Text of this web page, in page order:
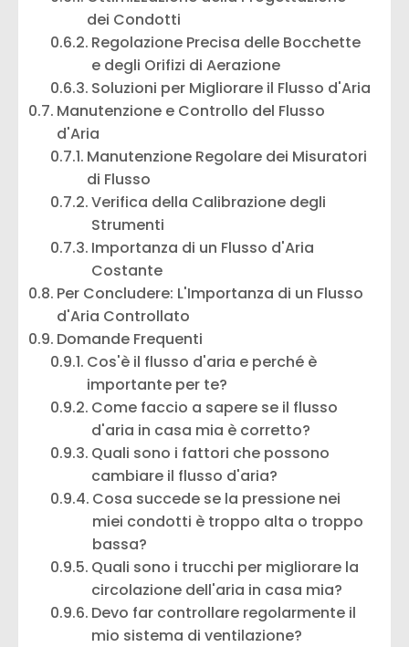
dei Condotti
Regolazione Precisa delle Bocchette
e degli Orifizi di Aerazione
Soluzioni per Migliorare il Flusso d'Aria
Manutenzione e Controllo del Flusso
d'Aria
Manutenzione Regolare dei Misuratori
di Flusso
Verifica della Calibrazione degli
Strumenti
Importanza di un Flusso d'Aria
Costante
Per Concludere: L'Importanza di un Flusso
d'Aria Controllato
Domande Frequenti
Cos'è il flusso d'aria e perché è
importante per te?
Come faccio a sapere se il flusso
d'aria in casa mia è corretto?
Quali sono i fattori che possono
cambiare il flusso d'aria?
Cosa succede se la pressione nei
miei condotti è troppo alta o troppo
bassa?
Quali sono i trucchi per migliorare la
circolazione dell'aria in casa mia?
Devo far controllare regolarmente il
mio sistema di ventilazione?